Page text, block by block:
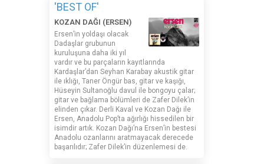
'BEST OF'
KOZAN DAĞI (ERSEN)
Ersen’in yoldaşı olacak
Dadaşlar grubunun
kuruluşuna daha iki yıl
vardır ve bu parçaların kayıtlarında
Kardaşlar’dan Seyhan Karabay akustik gitar
ile ıklığı, Taner Öngür bas, gitar ve kaşığı,
Hüseyin Sultanoğlu davul ile bongoyu çalar;
gitar ve bağlama bölümleri de Zafer Dilek’in
elinden çıkar. Derli Kaval ve Kozan Dağı ile
Ersen, Anadolu Pop’ta ağırlığı hissedilen bir
isimdir artık. Kozan Dağı’na Ersen’in bestesi
Anadolu ozanlarını aratmayacak derecede
başarılıdır; Zafer Dilek’in düzenlemesi de.